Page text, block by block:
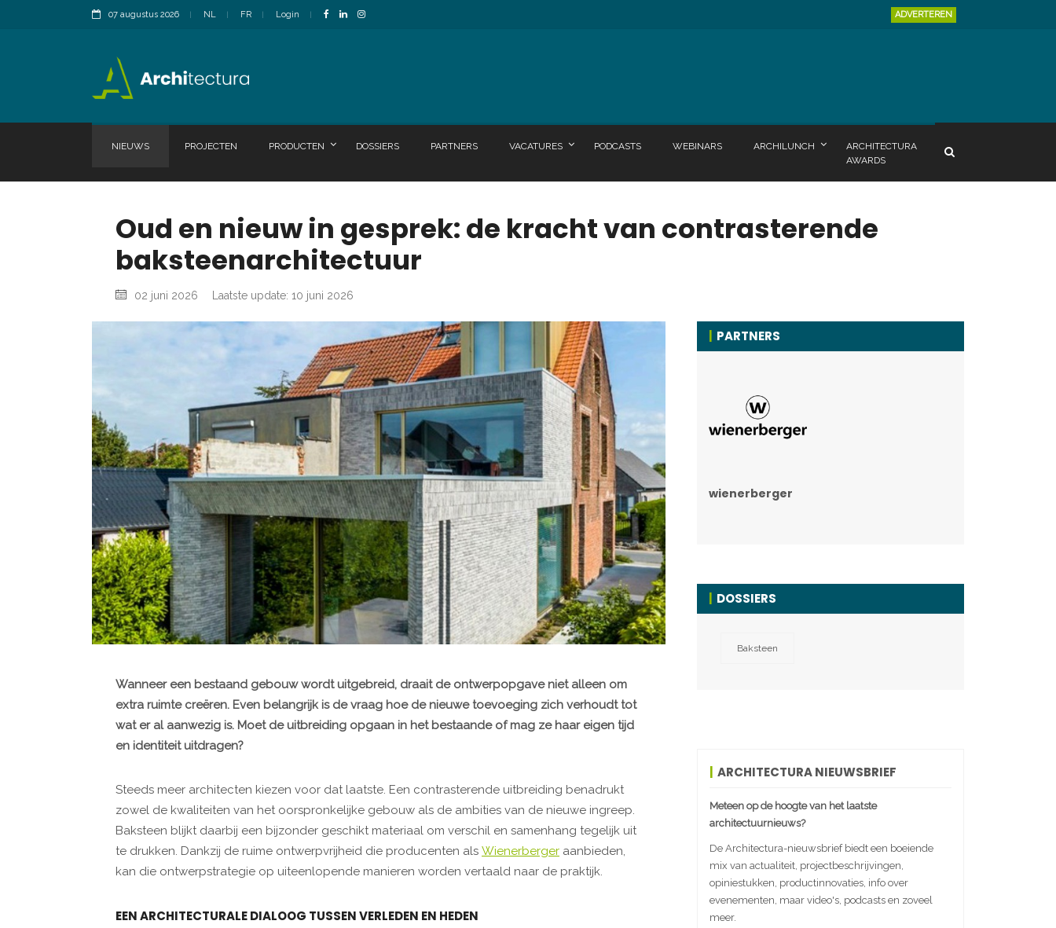
07 augustus 2026 NL FR Login ADVERTEREN
NIEUWS PROJECTEN PRODUCTEN DOSSIERS PARTNERS VACATURES PODCASTS WEBINARS ARCHILUNCH
ARCHITECTURA
AWARDS
Oud en nieuw in gesprek: de kracht van contrasterende
baksteenarchitectuur
02 juni 2026 Laatste update: 10 juni 2026
Wanneer een bestaand gebouw wordt uitgebreid, draait de ontwerpopgave niet alleen om
extra ruimte creëren. Even belangrijk is de vraag hoe de nieuwe toevoeging zich verhoudt tot
wat er al aanwezig is. Moet de uitbreiding opgaan in het bestaande of mag ze haar eigen tijd
en identiteit uitdragen?
Steeds meer architecten kiezen voor dat laatste. Een contrasterende uitbreiding benadrukt
zowel de kwaliteiten van het oorspronkelijke gebouw als de ambities van de nieuwe ingreep.
Baksteen blijkt daarbij een bijzonder geschikt materiaal om verschil en samenhang tegelijk uit
te drukken. Dankzij de ruime ontwerpvrijheid die producenten als Wienerberger aanbieden,
kan die ontwerpstrategie op uiteenlopende manieren worden vertaald naar de praktijk.
EEN ARCHITECTURALE DIALOOG TUSSEN VERLEDEN EN HEDEN
PARTNERS
wienerberger
DOSSIERS
Baksteen
ARCHITECTURA NIEUWSBRIEF
Meteen op de hoogte van het laatste
architectuurnieuws?
De Architectura-nieuwsbrief biedt een boeiende
mix van actualiteit, projectbeschrijvingen,
opiniestukken, productinnovaties, info over
evenementen, maar video's, podcasts en zoveel
meer.